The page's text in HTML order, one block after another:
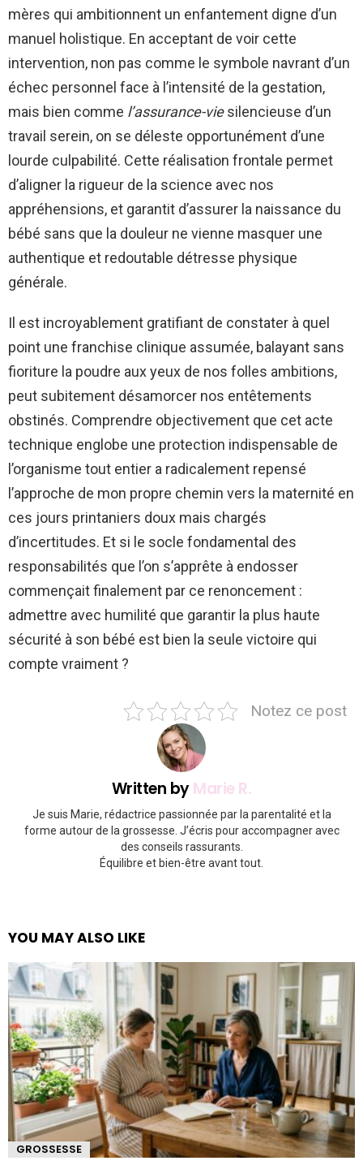
mères qui ambitionnent un enfantement digne d’un
manuel holistique. En acceptant de voir cette
intervention, non pas comme le symbole navrant d’un
échec personnel face à l’intensité de la gestation,
mais bien comme l’assurance-viesilencieuse d’un
travail serein, on se déleste opportunément d’une
lourde culpabilité. Cette réalisation frontale permet
d’aligner la rigueur de la science avec nos
appréhensions, et garantit d’assurer la naissance du
bébé sans que la douleur ne vienne masquer une
authentique et redoutable détresse physique
générale.
Il est incroyablement gratifiant de constater à quel
point une franchise clinique assumée, balayant sans
fioriture la poudre aux yeux de nos folles ambitions,
peut subitement désamorcer nos entêtements
obstinés. Comprendre objectivement que cet acte
technique englobe une protection indispensable de
l’organisme tout entier a radicalement repensé
l’approche de mon propre chemin vers la maternité en
ces jours printaniers doux mais chargés
d’incertitudes. Et si le socle fondamental des
responsabilités que l’on s’apprête à endosser
commençait finalement par ce renoncement :
admettre avec humilité que garantir la plus haute
sécurité à son bébé est bien la seule victoire qui
compte vraiment ?
Notez ce post
Written byMarie R.
Je suis Marie, rédactrice passionnée par la parentalité et la
forme autour de la grossesse. J’écris pour accompagner avec
des conseils rassurants.
Équilibre et bien-être avant tout.
YOU MAY ALSO LIKE
GROSSESSE